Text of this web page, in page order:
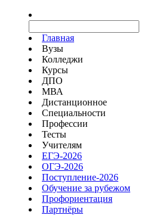
Главная
Вузы
Колледжи
Курсы
ДПО
МВА
Дистанционное
Специальности
Профессии
Тесты
Учителям
ЕГЭ-2026
ОГЭ-2026
Поступление-2026
Обучение за рубежом
Профориентация
Партнёры